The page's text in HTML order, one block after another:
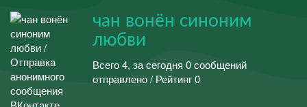
чан вонён синоним
любви
Всего 4, за сегодня 0 сообщений
отправлено / Рейтинг 0